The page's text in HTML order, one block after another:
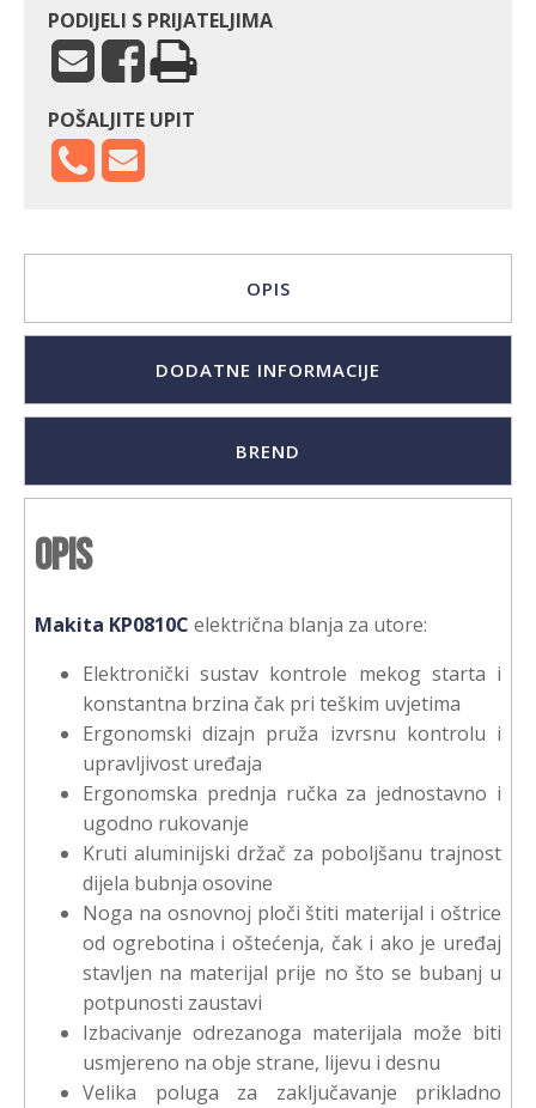
PODIJELI S PRIJATELJIMA
POŠALJITE UPIT
OPIS
DODATNE INFORMACIJE
BREND
Opis
Makita KP0810C električna blanja za utore:
Elektronički sustav kontrole mekog starta i
konstantna brzina čak pri teškim uvjetima
Ergonomski dizajn pruža izvrsnu kontrolu i
upravljivost uređaja
Ergonomska prednja ručka za jednostavno i
ugodno rukovanje
Kruti aluminijski držač za poboljšanu trajnost
dijela bubnja osovine
Noga na osnovnoj ploči štiti materijal i oštrice
od ogrebotina i oštećenja, čak i ako je uređaj
stavljen na materijal prije no što se bubanj u
potpunosti zaustavi
Izbacivanje odrezanoga materijala može biti
usmjereno na obje strane, lijevu i desnu
Velika poluga za zaključavanje prikladno